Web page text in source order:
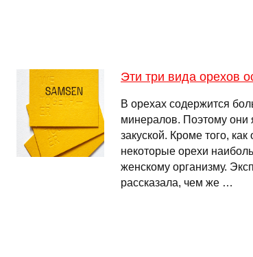
Эти три вида орехов
В орехах содержится
минералов. Поэтому они
закуской. Кроме того,
некоторые орехи
женскому организму.
рассказала, чем же …